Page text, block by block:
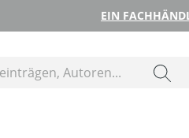
EIN